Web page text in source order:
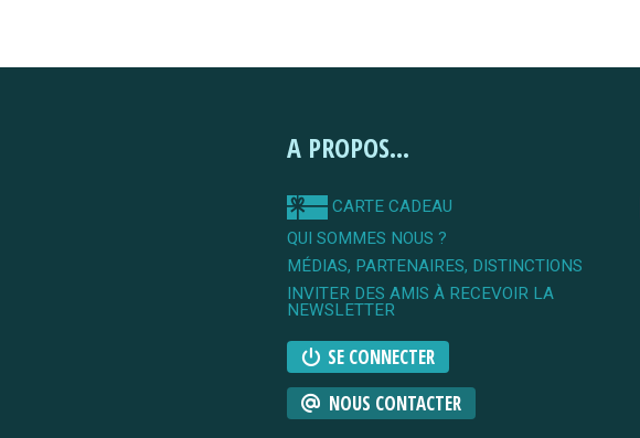
A PROPOS...
CARTE CADEAU
QUI SOMMES NOUS ?
MÉDIAS, PARTENAIRES, DISTINCTIONS
INVITER DES AMIS À RECEVOIR LA
NEWSLETTER
SE CONNECTER
NOUS CONTACTER